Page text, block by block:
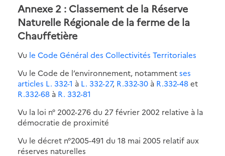
Annexe 2 : Classement de la Réserve
Naturelle Régionale de la ferme de la
Chauffetière
Vu le Code Général des Collectivités Territoriales
Vu le Code de l’environnement, notammentses
articles L. 332-1 à L. 332-27, R.332-30 à R.332-48et
R.332-68 à R. 332-81
Vu la loi n° 2002-276 du 27 février 2002 relative à la
démocratie de proximité
Vu le décret n°2005-491 du 18 mai 2005 relatif aux
réserves naturelles